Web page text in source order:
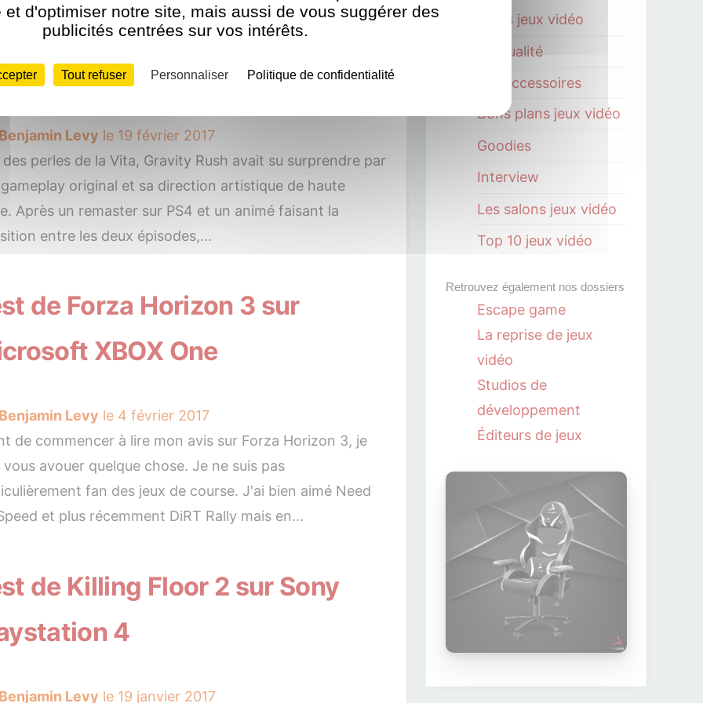
de Gravity Rush 2 sur Sony
4
Benjamin Levy le 19 février 2017
des perles de la Vita, Gravity Rush avait su surprendre par
original et sa direction artistique de haute
Après un remaster sur PS4 et un animé faisant la
entre les deux épisodes,...
de Forza Horizon 3 sur
XBOX One
Benjamin Levy le 4 février 2017
de commencer à lire mon avis sur Forza Horizon 3, je
vous avouer quelque chose. Je ne suis pas
fan des jeux de course. J'ai bien aimé Need
et plus récemment DiRT Rally mais en...
de Killing Floor 2 sur Sony
4
Benjamin Levy le 19 janvier 2017
Tests jeux vidéo
L'actualité
Les accessoires
Bons plans jeux vidéo
Goodies
Interview
Les salons jeux vidéo
Top 10 jeux vidéo
Retrouvez également nos dossiers
Escape game
La reprise de jeux
vidéo
Studios de
développement
Éditeurs de jeux
et d'optimiser notre site, mais aussi de vous suggérer des
publicités centrées sur vos intérêts.
Tout refuser Personnaliser Politique de confidentialité